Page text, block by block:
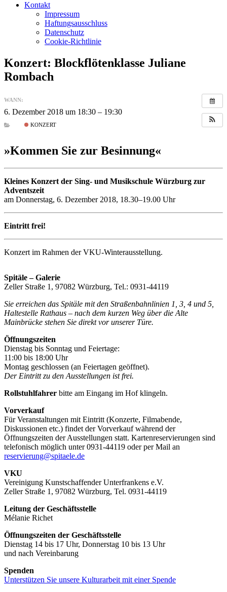
Kontakt
Impressum
Haftungsausschluss
Datenschutz
Cookie-Richtlinie
Konzert: Blockflötenklasse Juliane
Rombach
WANN:
6. Dezember 2018 um 18:30 – 19:30
KONZERT
»Kommen Sie zur Besinnung«
Kleines Konzert der Sing- und Musikschule Würzburg zur
Adventszeit
am Donnerstag, 6. Dezember 2018, 18.30–19.00 Uhr
Eintritt frei!
Konzert im Rahmen der VKU-Winterausstellung.
Spitäle – Galerie
Zeller Straße 1, 97082 Würzburg, Tel.: 0931-44119
Sie erreichen das Spitäle mit den Straßenbahnlinien 1, 3, 4 und 5,
Haltestelle Rathaus – nach dem kurzen Weg über die Alte
Mainbrücke stehen Sie direkt vor unserer Türe.
Öffnungszeiten
Dienstag bis Sonntag und Feiertage:
11:00 bis 18:00 Uhr
Montag geschlossen (an Feiertagen geöffnet).
Der Eintritt zu den Ausstellungen ist frei.
Rollstuhlfahrer bitte am Eingang im Hof klingeln.
Vorverkauf
Für Veranstaltungen mit Eintritt (Konzerte, Filmabende,
Diskussionen etc.) findet der Vorverkauf während der
Öffnungszeiten der Ausstellungen statt. Kartenreservierungen sind
telefonisch möglich unter 0931-44119 oder per Mail an
reservierung@spitaele.de
VKU
Vereinigung Kunstschaffender Unterfrankens e.V.
Zeller Straße 1, 97082 Würzburg, Tel. 0931-44119
Leitung der Geschäftsstelle
Mélanie Richet
Öffnungszeiten der Geschäftsstelle
Dienstag 14 bis 17 Uhr, Donnerstag 10 bis 13 Uhr
und nach Vereinbarung
Spenden
Unterstützen Sie unsere Kulturarbeit mit einer Spende